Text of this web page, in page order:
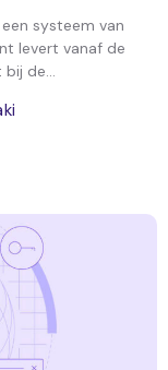
systeem van
levert vanaf de
de...